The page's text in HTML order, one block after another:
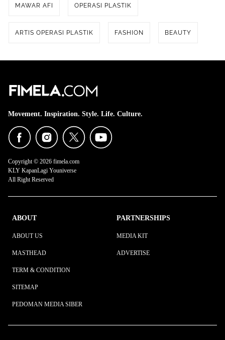
MAWAR AFI OPERASI PLASTIK
ARTIS OPERASI PLASTIK FASHION BEAUTY
Movement. Inspiration. Style. Life. Culture.
Copyright © 2026 fimela.com
KLY KapanLagi Youniverse
All Right Reserved
ABOUT
ABOUT US
MASTHEAD
TERM & CONDITION
SITEMAP
PEDOMAN MEDIA SIBER
PARTNERSHIPS
MEDIA KIT
ADVERTISE